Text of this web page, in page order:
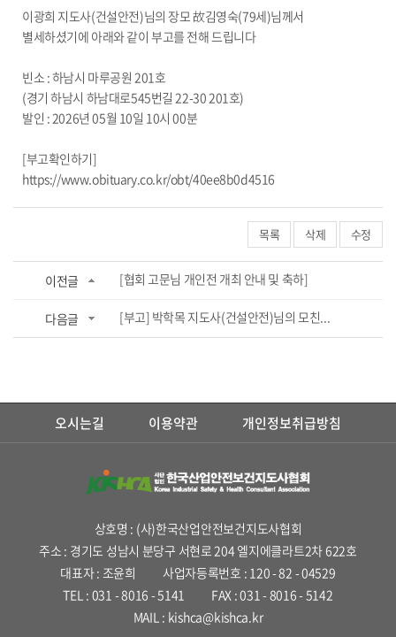
이광희 지도사(건설안전)님의 장모 故김영숙(79세)님께서
별세하셨기에 아래와 같이 부고를 전해 드립니다
빈소 : 하남시 마루공원 201호
(경기 하남시 하남대로545번길 22-30 201호)
발인 : 2026년 05월 10일 10시 00분
[부고확인하기]
https://www.obituary.co.kr/obt/40ee8b0d4516
목록 삭제 수정
이전글 [협회 고문님 개인전 개최 안내 및 축하]
다음글 [부고] 박학목 지도사(건설안전)님의 모친...
오시는길 이용약관 개인정보취급방침
상호명 : (사)한국산업안전보건지도사협회
주소 : 경기도 성남시 분당구 서현로 204 엘지에클라트2차 622호
대표자 : 조윤희
사업자등록번호 : 120 - 82 - 04529
TEL : 031 - 8016 - 5141
FAX : 031 - 8016 - 5142
MAIL : kishca@kishca.kr